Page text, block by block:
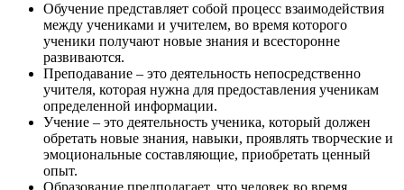
Обучение представляет собой процесс взаимодействия
между учениками и учителем, во время которого
ученики получают новые знания и всесторонне
развиваются.
Преподавание – это деятельность непосредственно
учителя, которая нужна для предоставления ученикам
определенной информации.
Учение – это деятельность ученика, который должен
обретать новые знания, навыки, проявлять творческие и
эмоциональные составляющие, приобретать ценный
опыт.